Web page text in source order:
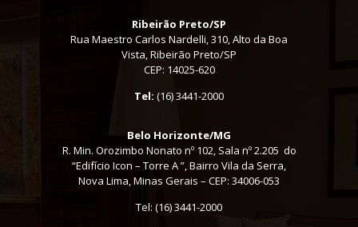
Ribeirão Preto/SP
Rua Maestro Carlos Nardelli, 310, Alto da Boa
Vista, Ribeirão Preto/SP
CEP: 14025-620
Tel: (16) 3441-2000
Belo Horizonte/MG
R. Min. Orozimbo Nonato nº 102, Sala nº 2.205 do
“Edifício Icon – Torre A ”, Bairro Vila da Serra,
Nova Lima, Minas Gerais – CEP: 34006-053
Tel: (16) 3441-2000